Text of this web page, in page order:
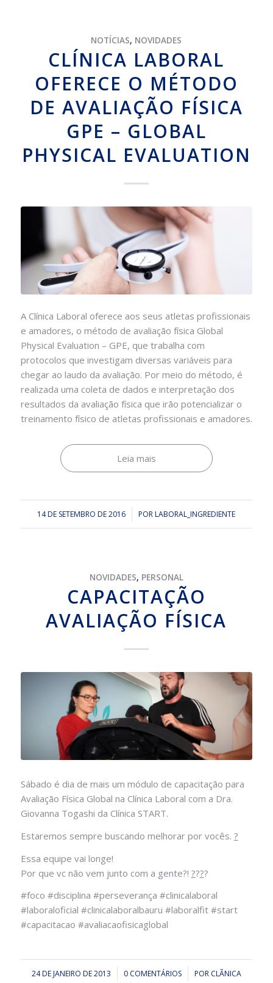
NOTÍCIAS, NOVIDADES
CLÍNICA LABORAL
OFERECE O MÉTODO
DE AVALIAÇÃO FÍSICA
GPE – GLOBAL
PHYSICAL EVALUATION
A Clínica Laboral oferece aos seus atletas profissionais
e amadores, o método de avaliação física Global
Physical Evaluation – GPE, que trabalha com
protocolos que investigam diversas variáveis para
chegar ao laudo da avaliação. Por meio do método, é
realizada uma coleta de dados e interpretação dos
resultados da avaliação física que irão potencializar o
treinamento físico de atletas profissionais e amadores.
Leia mais
14 DE SETEMBRO DE 2016
/ PORLABORAL_INGREDIENTE
NOVIDADES, PERSONAL
CAPACITAÇÃO
AVALIAÇÃO FÍSICA
Sábado é dia de mais um módulo de capacitação para
Avaliação Física Global na Clínica Laboral com a Dra.
Giovanna Togashi da Clínica START.
Estaremos sempre buscando melhorar por vocês. ?
Essa equipe vai longe!
Por que vc não vem junto com a gente?! ????
‪#‎foco‬ ‪#‎disciplina‬ ‪#‎perseverança‬ ‪#‎clinicalaboral‬
‪#‎laboraloficial‬ ‪#‎clinicalaboralbauru‬ ‪#‎laboralfit‬ ‪#‎start‬
‪#‎capacitacao‬ ‪#‎avaliacaofisicaglobal‬
24 DE JANEIRO DE 2013
/ 0 COMENTÁRIOS
/ POR CLÃ­NICA